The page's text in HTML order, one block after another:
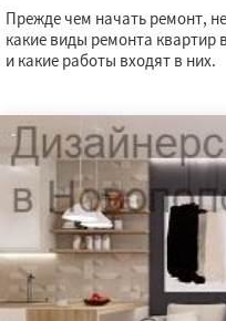
Прежде чем начать ремонт,
какие виды ремонта квартир
и какие работы входят в них.